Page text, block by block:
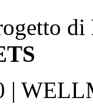
di
|